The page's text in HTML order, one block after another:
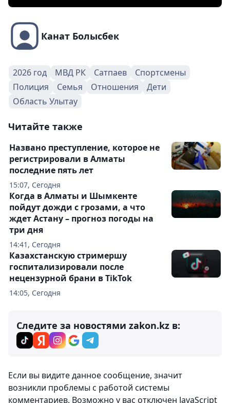
Канат Болысбек
2026 год МВД РК Сатпаев
Спортсмены
Полиция
Семья Отношения
Дети
Область Улытау
Читайте также
15:07, Сегодня
Названо преступление, которое не
регистрировали в Алматы
последние пять лет
14:41, Сегодня
Когда в Алматы и Шымкенте
пойдут дожди с грозами, а что
ждет Астану – прогноз погоды на
три дня
14:05, Сегодня
Казахстанскую стримершу
госпитализировали после
нецензурной брани в TikTok
Следите за новостями zakon.kz в:
Комментарии 1